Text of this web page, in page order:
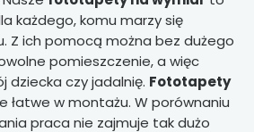
każdego, komu marzy się
Z ich pomocą można bez dużego
pomieszczenie, a więc
dziecka czy jadalnię. Fototapety
łatwe w montażu. W porównaniu
praca nie zajmuje tak dużo